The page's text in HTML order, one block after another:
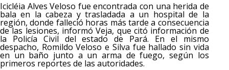
Icicléia Alves Veloso fue encontrada con una herida de
bala en la cabeza y trasladada a un hospital de la
región, donde falleció horas más tarde a consecuencia
de las lesiones, informó Veja, que citó información de
la Policía Civil del estado de Pará. En el mismo
despacho, Romildo Veloso e Silva fue hallado sin vida
en un baño junto a un arma de fuego, según los
primeros reportes de las autoridades.